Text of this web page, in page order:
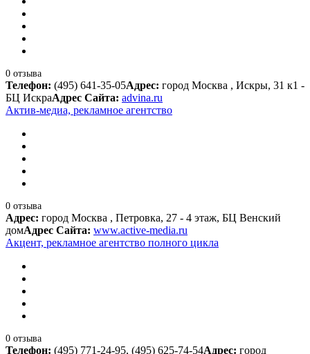
0 отзыва
Телефон: (495) 641-35-05Адрес: город Москва , Искры, 31 к1 -
БЦ ИскраАдрес Сайта: advina.ru
Актив-медиа, рекламное агентство
0 отзыва
Адрес: город Москва , Петровка, 27 - 4 этаж, БЦ Венский
домАдрес Сайта: www.active-media.ru
Акцент, рекламное агентство полного цикла
0 отзыва
Телефон: (495) 771-24-95, (495) 625-74-54Адрес: город